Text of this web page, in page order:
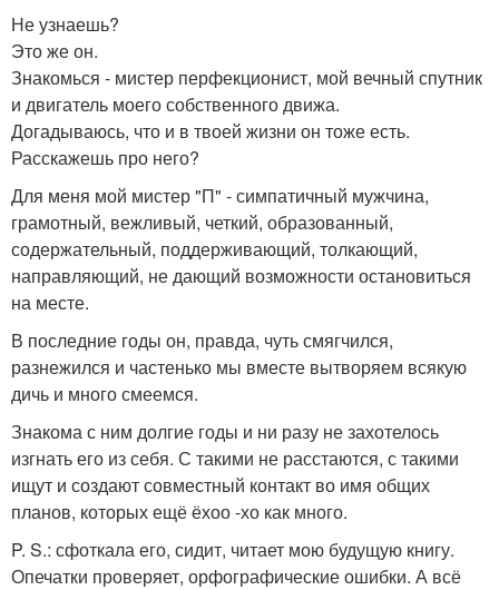
Не узнаешь?
Это же он.
Знакомься - мистер перфекционист, мой вечный спутник
и двигатель моего собственного движа.
Догадываюсь, что и в твоей жизни он тоже есть.
Расскажешь про него?
Для меня мой мистер "П" - симпатичный мужчина,
грамотный, вежливый, четкий, образованный,
содержательный, поддерживающий, толкающий,
направляющий, не дающий возможности остановиться
на месте.
В последние годы он, правда, чуть смягчился,
разнежился и частенько мы вместе вытворяем всякую
дичь и много смеемся.
Знакома с ним долгие годы и ни разу не захотелось
изгнать его из себя. С такими не расстаются, с такими
ищут и создают совместный контакт во имя общих
планов, которых ещё ёхоо -хо как много.
P. S.: сфоткала его, сидит, читает мою будущую книгу.
Опечатки проверяет, орфографические ошибки. А всё